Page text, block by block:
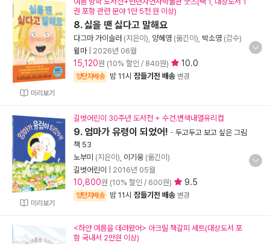
미리보기
권 포함 관련 분야 1만 5천 원 이상)
8. 싫을 땐 싫다고 말해요
다그마 가이슬러 (지은이), 양혜영 (옮긴이), 박소영 (감수)
윌마| 2026년 06월
15,120원 (10% 할인 / 840원) 10.0
양탄자배송 밤 11시 잠들기전 배송 변경
미리보기
길벗어린이 30주년 도서전 + 수건.변색내열유리컵
9. 엄마가 유령이 되었어! - 두고두고 보고 싶은 그림
책 53
노부미 (지은이), 이기웅 (옮긴이)
길벗어린이
2016년 05월
10,800원 (10% 할인 / 600원) 9.5
양탄자배송 밤 11시 잠들기전 배송 변경
<하얀 여름을 데려왔어> 아크릴 책갈피 세트(대상도서 포
함 국내서 2만원 이상)